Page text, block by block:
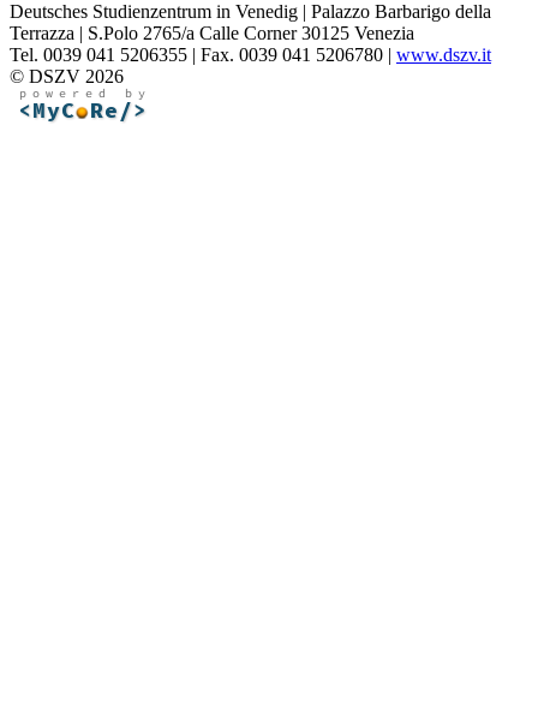
Deutsches Studienzentrum in Venedig | Palazzo Barbarigo della
Terrazza | S.Polo 2765/a Calle Corner 30125 Venezia
Tel. 0039 041 5206355 | Fax. 0039 041 5206780 | www.dszv.it
© DSZV 2026